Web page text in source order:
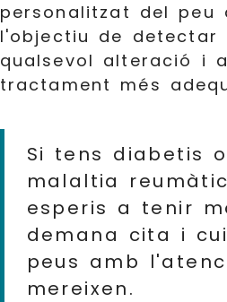
personalitzat del peu
l'objectiu de detectar
qualsevol alteració i
tractament més
Si tens diabetis
malaltia
esperis a tenir
demana cita i
peus amb
mereixen.